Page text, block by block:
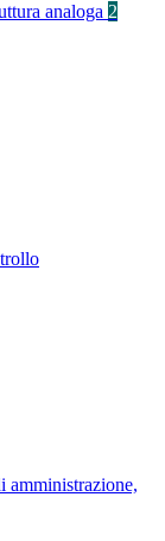
analoga 2